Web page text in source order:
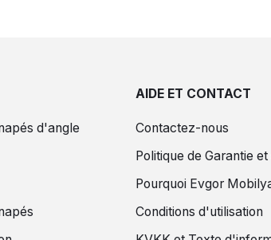
d'angle
AIDE ET CONTACT
Contactez-nous
Politique de Garantie
Pourquoi Evgor
Conditions d'utilisation